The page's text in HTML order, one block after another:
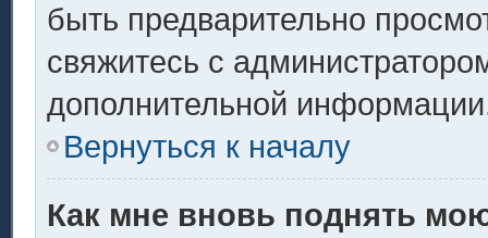
быть предварительно
свяжитесь с
дополнительной
Вернуться к началу
Как мне вновь поднять